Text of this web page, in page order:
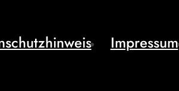
Impressum